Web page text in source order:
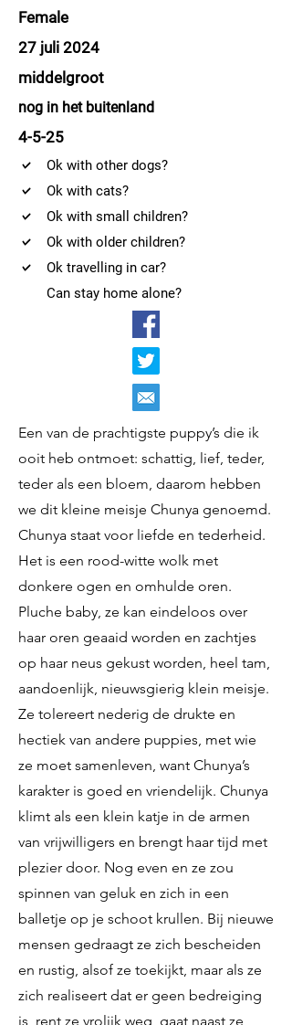
Female
27 juli 2024
middelgroot
nog in het buitenland
4-5-25
Ok with other dogs?
Ok with cats?
Ok with small children?
Ok with older children?
Ok travelling in car?
Can stay home alone?
Een van de prachtigste puppy’s die ik
ooit heb ontmoet: schattig, lief, teder,
teder als een bloem, daarom hebben
we dit kleine meisje Chunya genoemd.
Chunya staat voor liefde en tederheid.
Het is een rood-witte wolk met
donkere ogen en omhulde oren.
Pluche baby, ze kan eindeloos over
haar oren geaaid worden en zachtjes
op haar neus gekust worden, heel tam,
aandoenlijk, nieuwsgierig klein meisje.
Ze tolereert nederig de drukte en
hectiek van andere puppies, met wie
ze moet samenleven, want Chunya’s
karakter is goed en vriendelijk. Chunya
klimt als een klein katje in de armen
van vrijwilligers en brengt haar tijd met
plezier door. Nog even en ze zou
spinnen van geluk en zich in een
balletje op je schoot krullen. Bij nieuwe
mensen gedraagt ze zich bescheiden
en rustig, alsof ze toekijkt, maar als ze
zich realiseert dat er geen bedreiging
is, rent ze vrolijk weg, gaat naast ze